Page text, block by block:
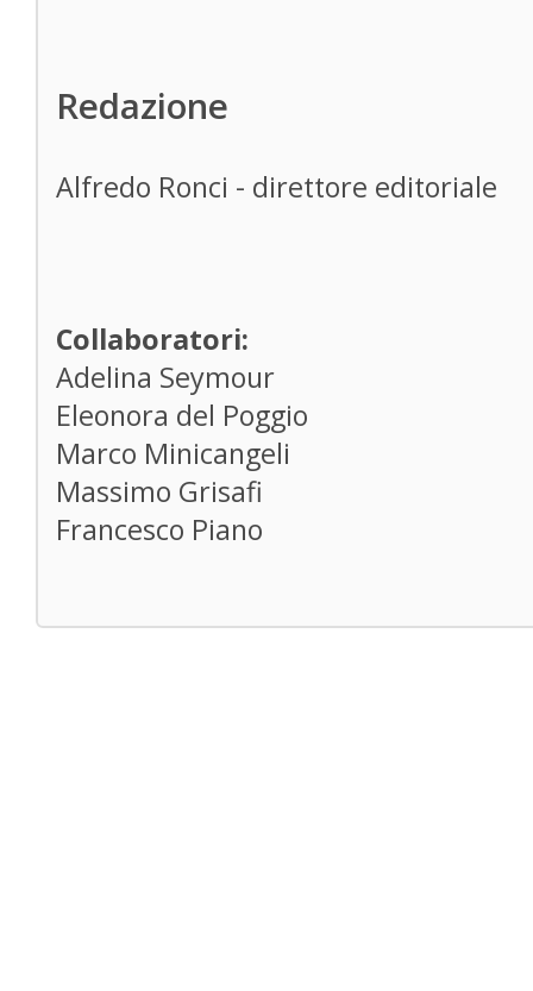
Redazione
Alfredo Ronci - direttore editoriale
Collaboratori:
Adelina Seymour
Eleonora del Poggio
Marco Minicangeli
Massimo Grisafi
Francesco Piano